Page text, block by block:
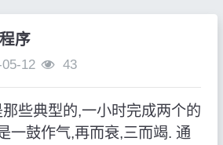
序
12 43
些典型的,一小时完成两个的
一鼓作气,再而衰,三而竭. 通